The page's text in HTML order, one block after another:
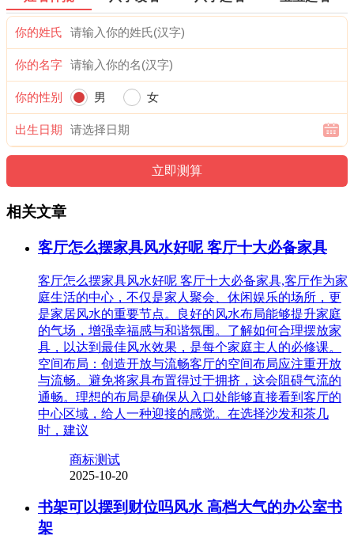
你的姓氏
你的名字
你的性别 男 女
出生日期
相关文章
客厅怎么摆家具风水好呢 客厅十大必备家具
客厅怎么摆家具风水好呢 客厅十大必备家具,客厅作为家
庭生活的中心，不仅是家人聚会、休闲娱乐的场所，更
是家居风水的重要节点。良好的风水布局能够提升家庭
的气场，增强幸福感与和谐氛围。了解如何合理摆放家
具，以达到最佳风水效果，是每个家庭主人的必修课。
空间布局：创造开放与流畅客厅的空间布局应注重开放
与流畅。避免将家具布置得过于拥挤，这会阻碍气流的
通畅。理想的布局是确保从入口处能够直接看到客厅的
中心区域，给人一种迎接的感觉。在选择沙发和茶几
时，建议
商标测试
2025-10-20
书架可以摆到财位吗风水 高档大气的办公室书
架